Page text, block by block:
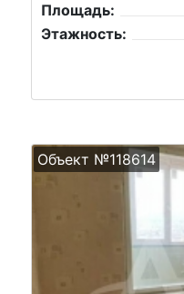
Площадь:
Этажность:
Объект №118614